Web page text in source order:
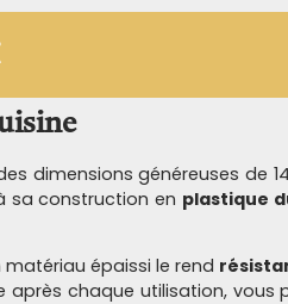
dimensions généreuses de
sa construction en plastique
épaissi le rend
chaque utilisation, vous